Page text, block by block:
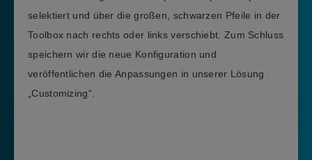
selektiert und über die großen, schwarzen Pfeile in der
Toolbox nach rechts oder links verschiebt. Zum Schluss
speichern wir die neue Konfiguration und
veröffentlichen die Anpassungen in unserer Lösung
„Customizing“.